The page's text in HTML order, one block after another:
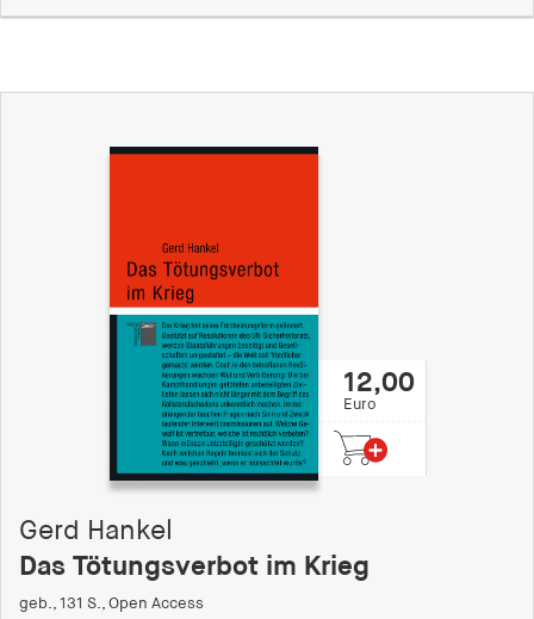
12,00
Euro
Gerd Hankel
Das Tötungsverbot im Krieg
geb., 131 S., Open Access